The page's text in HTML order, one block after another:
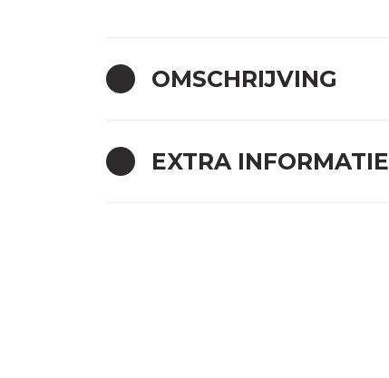
OMSCHRIJVING
EXTRA INFORMATIE